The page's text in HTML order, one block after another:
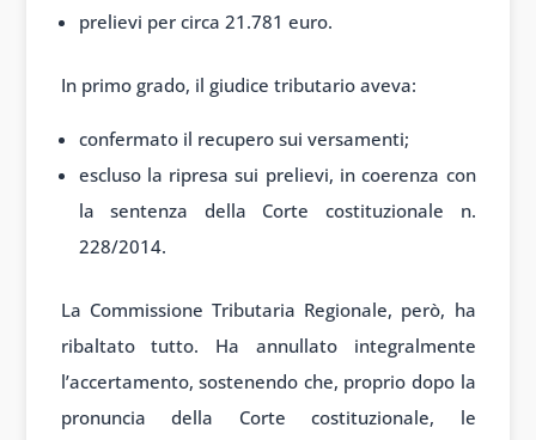
prelievi per circa 21.781 euro.
In primo grado, il giudice tributario aveva:
confermato il recupero sui versamenti;
escluso la ripresa sui prelievi, in coerenza con
la sentenza della Corte costituzionale n.
228/2014.
La Commissione Tributaria Regionale, però, ha
ribaltato tutto. Ha annullato integralmente
l’accertamento, sostenendo che, proprio dopo la
pronuncia della Corte costituzionale, le